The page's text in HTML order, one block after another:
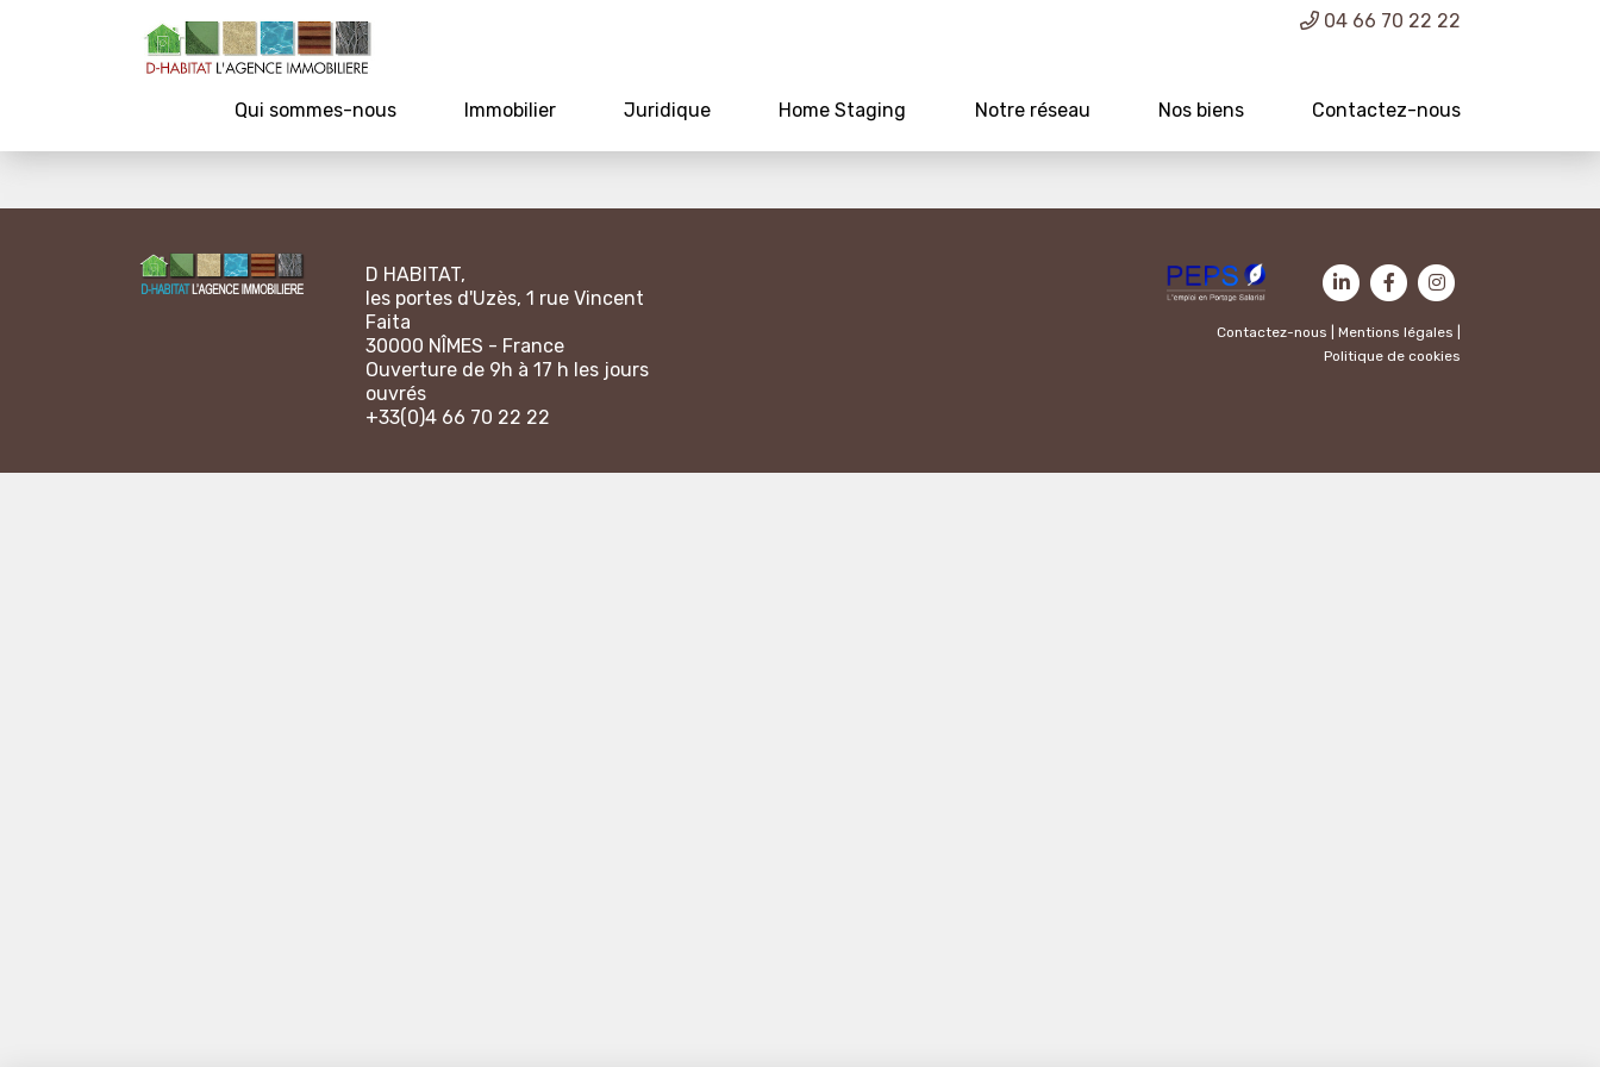
04 66 70 22 22
Qui sommes-nous Immobilier Juridique Home Staging Notre réseau Nos biens Contactez-nous
D HABITAT,
les portes d'Uzès, 1 rue Vincent
Faita
30000 NÎMES - France
Ouverture de 9h à 17 h les jours
ouvrés
+33(0)4 66 70 22 22
Contactez-nous Mentions légales
Politique de cookies